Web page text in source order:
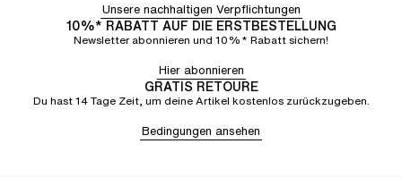
Unsere nachhaltigen Verpflichtungen
10%* RABATT AUF DIE ERSTBESTELLUNG
Newsletter abonnieren und 10%* Rabatt sichern!
Hier abonnieren
GRATIS RETOURE
Du hast 14 Tage Zeit, um deine Artikel kostenlos zurückzugeben.
Bedingungen ansehen